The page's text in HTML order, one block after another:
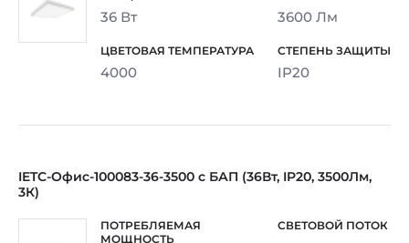
36 Вт 3600 Лм
4000 IP20
IETC-Офис-100083-36-3500 с БАП (36Вт, IP20, 3500Лм,
3К)